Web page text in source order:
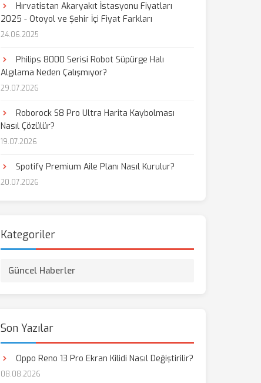
Hırvatistan Akaryakıt İstasyonu Fiyatları
2025 - Otoyol ve Şehir İçi Fiyat Farkları
24.06.2025
Philips 8000 Serisi Robot Süpürge Halı
Algılama Neden Çalışmıyor?
29.07.2026
Roborock S8 Pro Ultra Harita Kaybolması
Nasıl Çözülür?
19.07.2026
Spotify Premium Aile Planı Nasıl Kurulur?
20.07.2026
Kategoriler
Güncel Haberler
Son Yazılar
Oppo Reno 13 Pro Ekran Kilidi Nasıl Değiştirilir?
08.08.2026